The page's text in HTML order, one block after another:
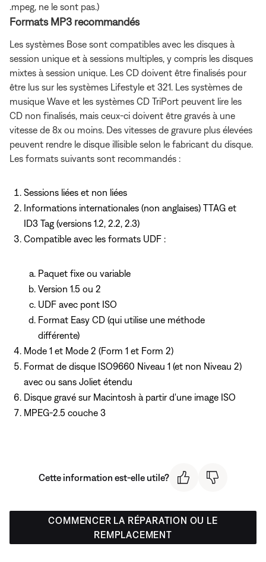
.mpeg, ne le sont pas.)
Formats MP3 recommandés
Les systèmes Bose sont compatibles avec les disques à
session unique et à sessions multiples, y compris les disques
mixtes à session unique. Les CD doivent être finalisés pour
être lus sur les systèmes Lifestyle et 321. Les systèmes de
musique Wave et les systèmes CD TriPort peuvent lire les
CD non finalisés, mais ceux-ci doivent être gravés à une
vitesse de 8x ou moins. Des vitesses de gravure plus élevées
peuvent rendre le disque illisible selon le fabricant du disque.
Les formats suivants sont recommandés :
Sessions liées et non liées
Informations internationales (non anglaises) TTAG et
ID3 Tag (versions 1.2, 2.2, 2.3)
Compatible avec les formats UDF :
Paquet fixe ou variable
Version 1.5 ou 2
UDF avec pont ISO
Format Easy CD (qui utilise une méthode
différente)
Mode 1 et Mode 2 (Form 1 et Form 2)
Format de disque ISO9660 Niveau 1 (et non Niveau 2)
avec ou sans Joliet étendu
Disque gravé sur Macintosh à partir d'une image ISO
MPEG-2.5 couche 3
Cette information est-elle utile?
COMMENCER LA RÉPARATION OU LE
REMPLACEMENT